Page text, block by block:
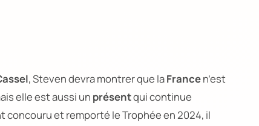
, Steven devra montrer que laFrancen’est
elle est aussi un présentqui continue
concouru et remporté le Trophée en 2024, il